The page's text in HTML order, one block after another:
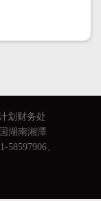
划财务处
湖南湘潭
58597906、